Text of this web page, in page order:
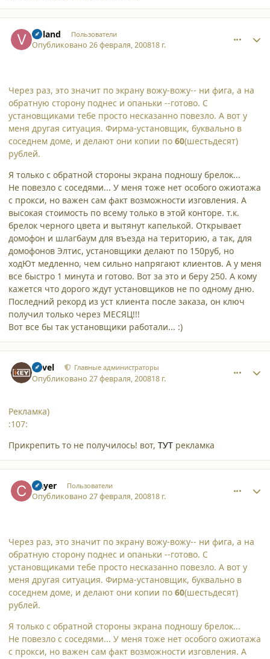
Voland Пользователи
Опубликовано26 февраля, 200818 г.
Через раз, это значит по экрану вожу-вожу-- ни фига, а на
обратную сторону поднес и опаньки --готово. С
установщиками тебе просто несказанно повезло. А вот у
меня другая ситуация. Фирма-установщик, буквально в
соседнем доме, и делают они копии по 60(шестьдесят)
рублей.
Я только с обратной стороны экрана подношу брелок...
Не повезло с соседями... У меня тоже нет особого ожиотажа
с прокси, но важен сам факт возможности изговления. А
высокая стоимость по всему только в этой конторе. т.к.
брелок черного цвета и вытянут капелькой. Открывает
домофон и шлагбаум для въезда на територию, а так, для
домофонов Элтис, установщики делают по 150руб, но
ходЮт медленно, чем сильно напрягают клиентов. А у меня
все быстро 1 минута и готово. Вот за это и беру 250. А кому
кажется что дорого ждут установщиков не по одному дню.
Последний рекорд из уст клиента после заказа, он ключ
получил только через МЕСЯЦ!!!
Вот все бы так установщики работали... :)
Pavel Главные администраторы
Опубликовано27 февраля, 200818 г.
Рекламка)
:107:
Прикрепить то не получилось! вот, ТУТ рекламка
clayer Пользователи
Опубликовано27 февраля, 200818 г.
Через раз, это значит по экрану вожу-вожу-- ни фига, а на
обратную сторону поднес и опаньки --готово. С
установщиками тебе просто несказанно повезло. А вот у
меня другая ситуация. Фирма-установщик, буквально в
соседнем доме, и делают они копии по 60(шестьдесят)
рублей.
Я только с обратной стороны экрана подношу брелок...
Не повезло с соседями... У меня тоже нет особого ожиотажа
с прокси, но важен сам факт возможности изговления. А